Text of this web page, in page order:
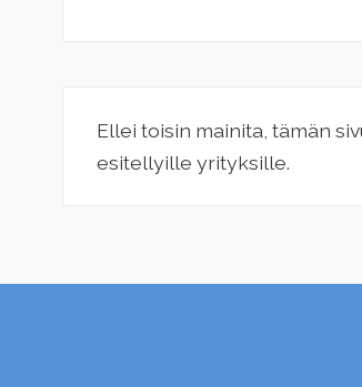
Ellei toisin mainita, tämän
esitellyille yrityksille.